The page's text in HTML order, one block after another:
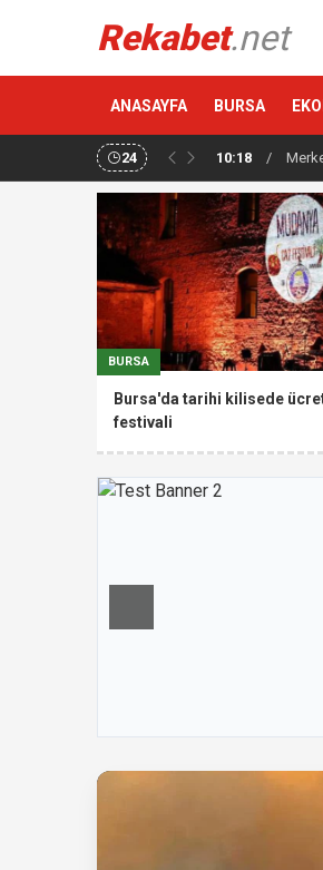
Rekabet.net
ANASAYFA BURSA
24 10:18 /
BURSA
Bursa'da tarihi kilisede
festivali